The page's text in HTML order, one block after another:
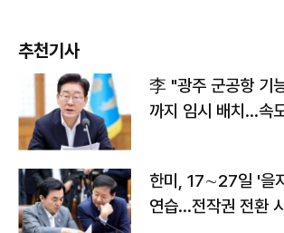
추천기사
李 "광주 군공항 기
까지 임시 배치…속
한미, 17∼27일 '을
연습…전작권 전환